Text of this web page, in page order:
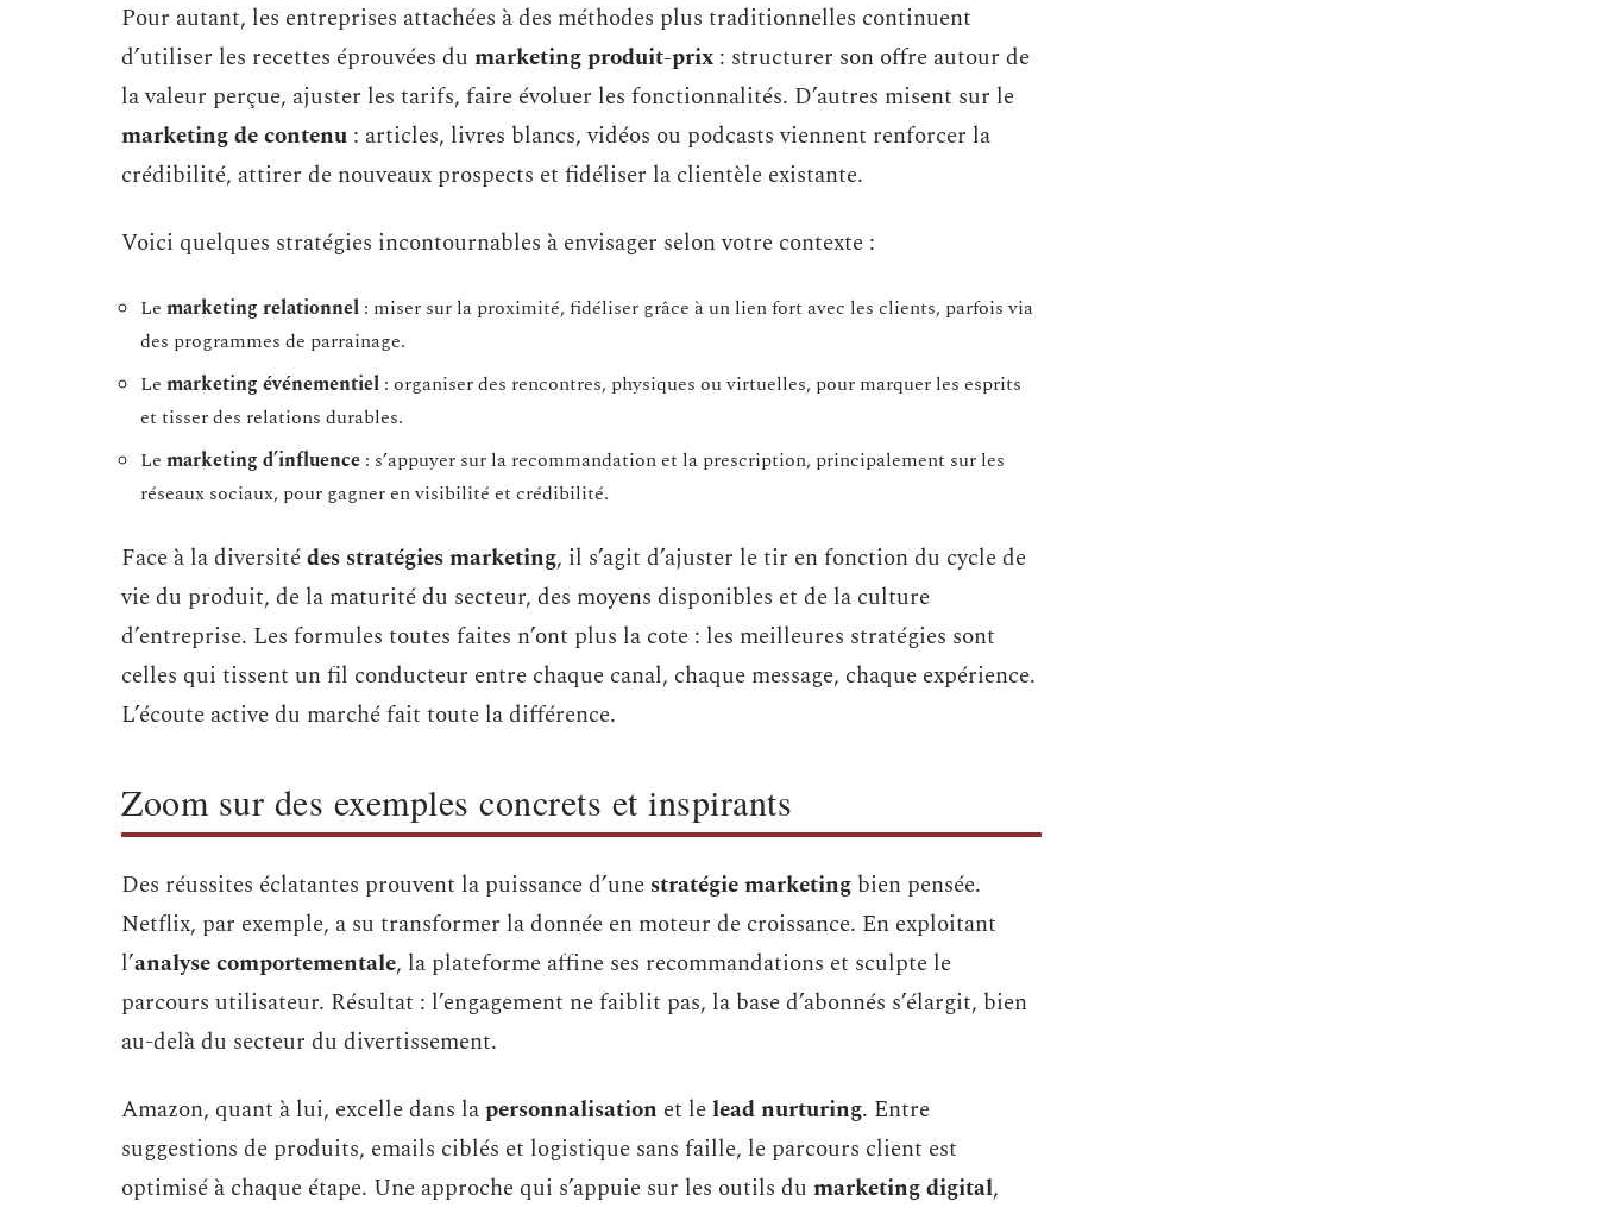
Pour autant, les entreprises attachées à des méthodes plus traditionnelles continuent
d’utiliser les recettes éprouvées du marketing produit-prix : structurer son offre autour de
la valeur perçue, ajuster les tarifs, faire évoluer les fonctionnalités. D’autres misent sur le
marketing de contenu : articles, livres blancs, vidéos ou podcasts viennent renforcer la
crédibilité, attirer de nouveaux prospects et fidéliser la clientèle existante.
Voici quelques stratégies incontournables à envisager selon votre contexte :
Le marketing relationnel : miser sur la proximité, fidéliser grâce à un lien fort avec les clients, parfois via
des programmes de parrainage.
Le marketing événementiel : organiser des rencontres, physiques ou virtuelles, pour marquer les esprits
et tisser des relations durables.
Le marketing d’influence : s’appuyer sur la recommandation et la prescription, principalement sur les
réseaux sociaux, pour gagner en visibilité et crédibilité.
Face à la diversitédes stratégies marketing, il s’agit d’ajuster le tir en fonction du cycle de
vie du produit, de la maturité du secteur, des moyens disponibles et de la culture
d’entreprise. Les formules toutes faites n’ont plus la cote : les meilleures stratégies sont
celles qui tissent un fil conducteur entre chaque canal, chaque message, chaque expérience.
L’écoute active du marché fait toute la différence.
Zoom sur des exemples concrets et inspirants
Des réussites éclatantes prouvent la puissance d’une stratégie marketing bien pensée.
Netflix, par exemple, a su transformer la donnée en moteur de croissance. En exploitant
l’analyse comportementale, la plateforme affine ses recommandations et sculpte le
parcours utilisateur. Résultat : l’engagement ne faiblit pas, la base d’abonnés s’élargit, bien
au-delà du secteur du divertissement.
Amazon, quant à lui, excelle dans lapersonnalisation et lelead nurturing. Entre
suggestions de produits, emails ciblés et logistique sans faille, le parcours client est
optimisé à chaque étape. Une approche qui s’appuie sur les outils du marketing digital,